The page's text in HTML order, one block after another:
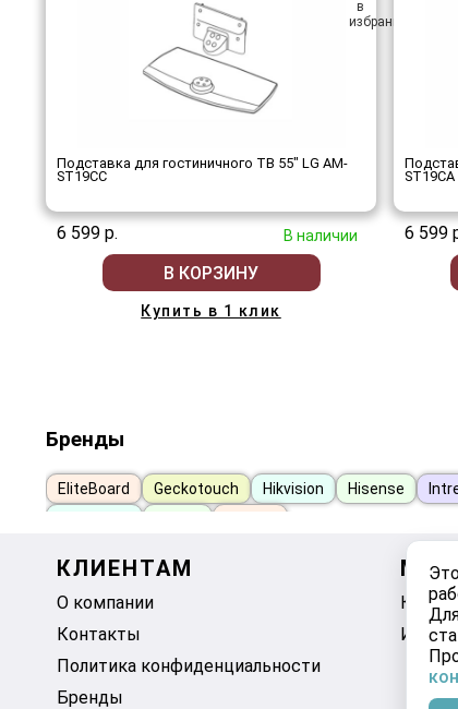
Подставка для гостиничного ТВ 55" LG AM-
ST19CC
6 599 р. В наличии
В КОРЗИНУ
Купить в 1 клик
ST19CA
6 599
Бренды
EliteBoard Geckotouch Hikvision Hisense
КЛИЕНТАМ
О компании
Контакты
Политика конфиденциальности
Бренды
МОЙ